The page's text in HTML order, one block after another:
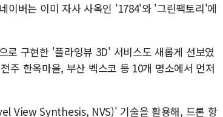
이버는 이미 자사 사옥인 '1784'와 '그린팩토리'에
로 구현한 '플라잉뷰 3D' 서비스도 새롭게 선보였
주 한옥마을, 부산 벡스코 등 10개 명소에서 먼저
View Synthesis, NVS)' 기술을 활용해, 드론 항